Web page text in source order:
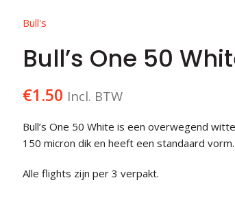
Bull's
Bull’s One 50
€1.50 Incl. BTW
Bull’s One 50 White is een overwegend
150 micron dik en heeft een standaard vorm.
Alle flights zijn per 3 verpakt.